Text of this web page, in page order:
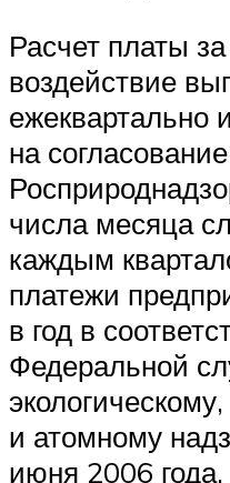
Расчет платы
воздействие
ежеквартально
на
числа месяца
каждым
платежи
в год в
Федеральной
и атомному
июня 2006 года.